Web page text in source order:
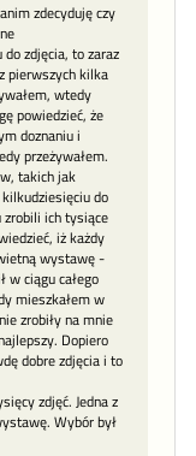
zdecyduję czy
zdjęcia, to zaraz
pierwszych kilka
wtedy
powiedzieć, że
doznaniu i
przeżywałem.
takich jak
do
zrobili ich tysiące
iż każdy
wystawę -
w ciągu całego
mieszkałem w
zrobiły na mnie
Dopiero
dobre zdjęcia i to
zdjęć. Jedna z
Wybór był